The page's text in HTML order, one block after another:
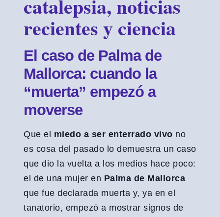
catalepsia, noticias
recientes y ciencia
El caso de Palma de
Mallorca: cuando la
“muerta” empezó a
moverse
Que el miedo a ser enterrado vivo no
es cosa del pasado lo demuestra un caso
que dio la vuelta a los medios hace poco:
el de una mujer en Palma de Mallorca
que fue declarada muerta y, ya en el
tanatorio, empezó a mostrar signos de